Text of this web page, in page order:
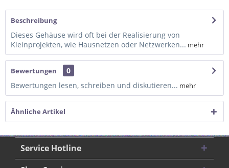
Beschreibung
Dieses Gehäuse wird oft bei der Realisierung von
Kleinprojekten, wie Hausnetzen oder Netzwerken... mehr
Bewertungen
0
Bewertungen lesen, schreiben und diskutieren... mehr
Ähnliche Artikel
Service Hotline